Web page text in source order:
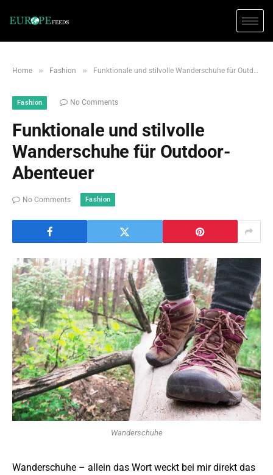
Home » Fashion » Funktionale und stilvolle Wanderschuhe für Outdoor-Abenteuer
Fashion No Comments
Funktionale und stilvolle
Wanderschuhe für Outdoor-
Abenteuer
No Comments Fashion
Wanderschuhe
Wanderschuhe – allein das Wort weckt bei mir direkt das